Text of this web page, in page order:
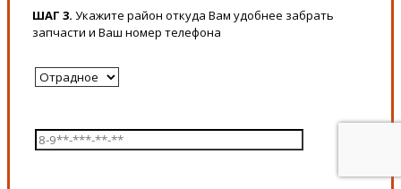
ШАГ 3. Укажите район откуда Вам удобнее забрать
запчасти и Ваш номер телефона